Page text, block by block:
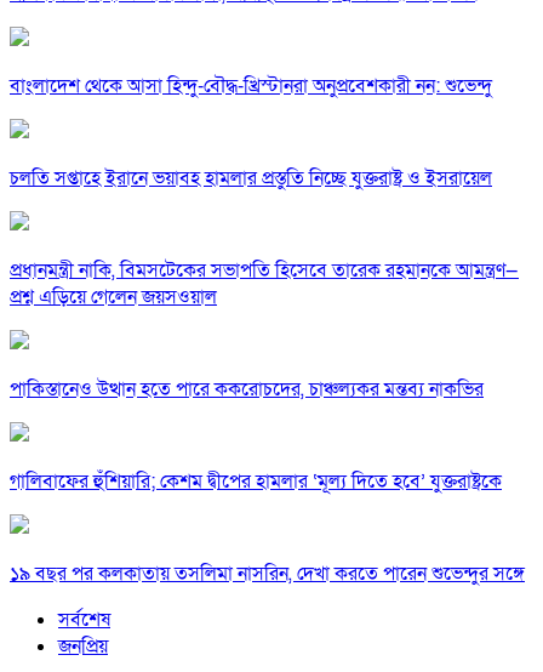
বাংলাদেশ থেকে আসা হিন্দু-বৌদ্ধ-খ্রিস্টানরা অনুপ্রবেশকারী নন: শুভেন্দু
চলতি সপ্তাহে ইরানে ভয়াবহ হামলার প্রস্তুতি নিচ্ছে যুক্তরাষ্ট্র ও ইসরায়েল
প্রধানমন্ত্রী নাকি, বিমসটেকের সভাপতি হিসেবে তারেক রহমানকে আমন্ত্রণ—
প্রশ্ন এড়িয়ে গেলেন জয়সওয়াল
পাকিস্তানেও উত্থান হতে পারে ককরোচদের, চাঞ্চল্যকর মন্তব্য নাকভির
গালিবাফের হুঁশিয়ারি; কেশম দ্বীপের হামলার ‘মূল্য দিতে হবে’ যুক্তরাষ্ট্রকে
১৯ বছর পর কলকাতায় তসলিমা নাসরিন, দেখা করতে পারেন শুভেন্দুর সঙ্গে
সর্বশেষ
জনপ্রিয়